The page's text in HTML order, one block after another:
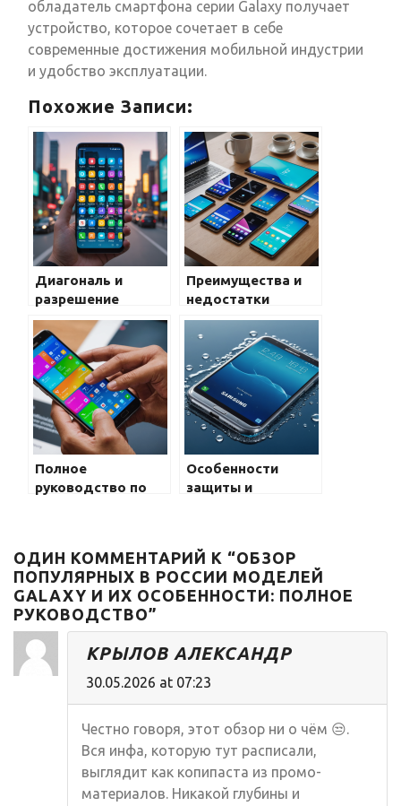
обладатель смартфона серии Galaxy получает
устройство, которое сочетает в себе
современные достижения мобильной индустрии
и удобство эксплуатации.
Похожие Записи:
Диагональ и
разрешение
дисплея в Galaxy:
полное
руководство для
любителей
Samsung Galaxy
Преимущества и
недостатки
различных
моделей Galaxy:
разбор
популярных
вариантов
Samsung Galaxy
Полное
руководство по
экрана в Samsung
Galaxy
Особенности
защиты и
знать
ОДИН КОММЕНТАРИЙ К “ОБЗОР
ПОПУЛЯРНЫХ В РОССИИ МОДЕЛЕЙ
GALAXY И ИХ ОСОБЕННОСТИ: ПОЛНОЕ
РУКОВОДСТВО”
КРЫЛОВ АЛЕКСАНДР
30.05.2026 at 07:23
Честно говоря, этот обзор ни о чём 😒.
Вся инфа, которую тут расписали,
выглядит как копипаста из промо-
материалов. Никакой глубины и